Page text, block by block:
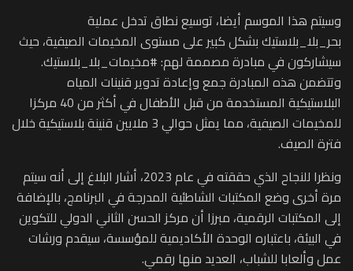
وسيتم هذا الموسم أيضا، توسيع نطاق تدخل عملية
بحر_بلا_بلاستيك بشكل كبير على مستوى المخيمات الصيفية، حيث
سيشاركون في مبادرة مصممة لهم: #مخيمات_بلا_بلاستيك.
وتتضمن هذه المبادرة جمع وإعادة تدوير قنينات المياه
البلاستيكية المستخدمة من قبل الأطفال في أكثر من 40 مركزا
للمخيمات الصيفية، مما يمثل حوالي 3 ملايين قنينة بلاستيكية خلال
فترة الصيف.
ونظرا للنجاح الذي حققته في عام 2023، أشار البلاغ إلى أنه سيتم
مرة أخرى وضع المكتبات الشاطئية المدرجة في البرنامج، بالإضافة
إلى المكتبات الرقمية، مبرزا أن مركز الحسن الثاني الدولي للتكوين
في البيئة، باعتباره الوحدة الأكاديمية للمؤسسة، سيقدم ورشات
عمل وألعابا للشباب، العديد منها رقمي.